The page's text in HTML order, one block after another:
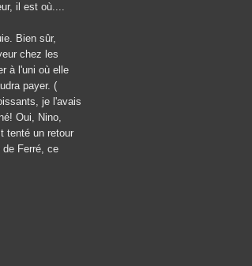
il est où....
Bien sûr,
chez les
à l'uni où elle
payer. (
je l'avais
Oui, Nino,
tenté un retour
Ferré, ce